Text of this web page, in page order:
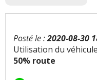
Posté le :2020-08-30
Utilisation du
50% route